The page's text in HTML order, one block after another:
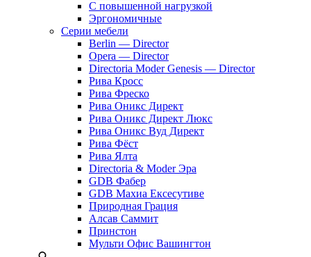
С повышенной нагрузкой
Эргономичные
Серии мебели
Berlin — Director
Opera — Director
Directoria Moder Genesis — Director
Рива Кросс
Рива Фреско
Рива Оникс Директ
Рива Оникс Директ Люкс
Рива Оникс Вуд Директ
Рива Фёст
Рива Ялта
Directoria & Moder Эра
GDB Фабер
GDB Махиа Ексесутиве
Природная Грация
Алсав Саммит
Принстон
Мульти Офис Вашингтон